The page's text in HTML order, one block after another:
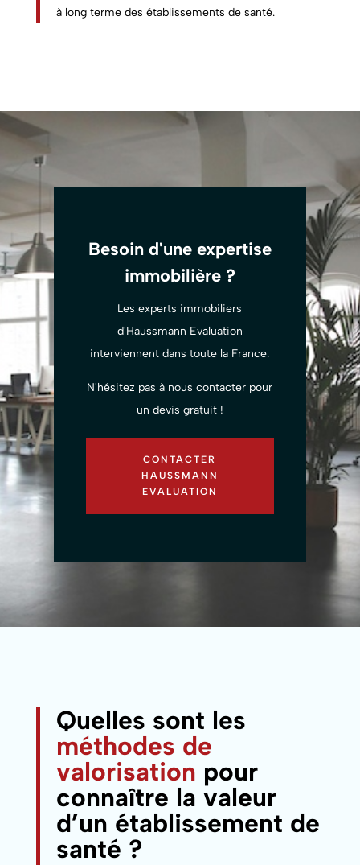
à long terme des établissements de santé.
Besoin d'une expertise
immobilière ?
Les experts immobiliers
d'Haussmann Evaluation
interviennent dans toute la France.
N'hésitez pas à nous contacter pour
un devis gratuit !
CONTACTER
HAUSSMANN
EVALUATION
Quelles sont les
méthodes de
valorisation pour
connaître la valeur
d’un établissement de
santé ?